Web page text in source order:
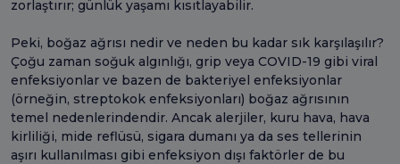
zorlaştırır; günlük yaşamı kısıtlayabilir.
Peki, boğaz ağrısı nedir ve neden bu kadar sık karşılaşılır?
Çoğu zaman soğuk algınlığı, grip veya COVID-19 gibi viral
enfeksiyonlar ve bazen de bakteriyel enfeksiyonlar
(örneğin, streptokok enfeksiyonları) boğaz ağrısının
temel nedenlerindendir. Ancak alerjiler, kuru hava, hava
kirliliği, mide reflüsü, sigara dumanı ya da ses tellerinin
aşırı kullanılması gibi enfeksiyon dışı faktörler de bu